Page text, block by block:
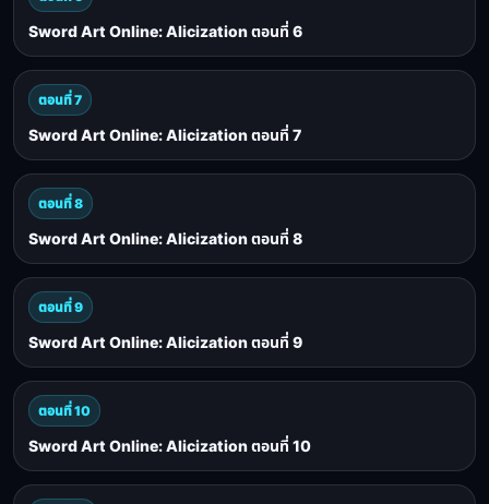
Sword Art Online: Alicization ตอนที่ 6
ตอนที่ 7
Sword Art Online: Alicization ตอนที่ 7
ตอนที่ 8
Sword Art Online: Alicization ตอนที่ 8
ตอนที่ 9
Sword Art Online: Alicization ตอนที่ 9
ตอนที่ 10
Sword Art Online: Alicization ตอนที่ 10